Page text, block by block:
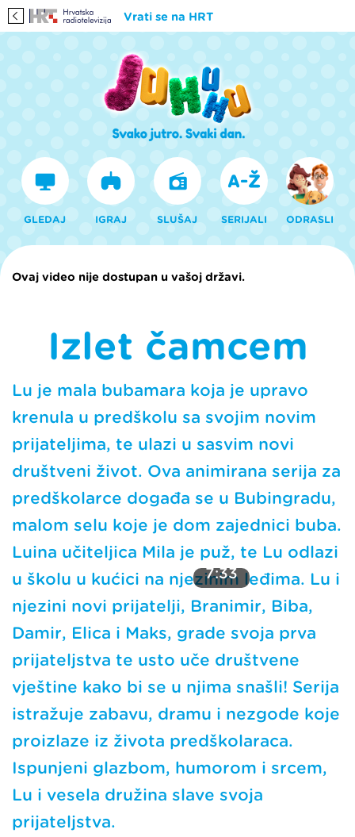
Vrati se na HRT
GLEDAJ IGRAJ SLUŠAJ SERIJALI ODRASLI
Ovaj video nije dostupan u vašoj državi.
7:33
Izlet čamcem
Lu je mala bubamara koja je upravo
krenula u predškolu sa svojim novim
prijateljima, te ulazi u sasvim novi
društveni život. Ova animirana serija za
predškolarce događa se u Bubingradu,
malom selu koje je dom zajednici buba.
Luina učiteljica Mila je puž, te Lu odlazi
u školu u kućici na njezinim leđima. Lu i
njezini novi prijatelji, Branimir, Biba,
Damir, Elica i Maks, grade svoja prva
prijateljstva te usto uče društvene
vještine kako bi se u njima snašli! Serija
istražuje zabavu, dramu i nezgode koje
proizlaze iz života predškolaraca.
Ispunjeni glazbom, humorom i srcem,
Lu i vesela družina slave svoja
prijateljstva.